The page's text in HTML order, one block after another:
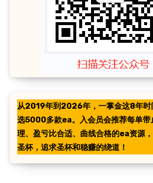
从2019年到2026年，一掌金这8年时
选5000多款ea。入会员会推荐每单带
理、盈亏比合适、曲线合格的ea资源
圣杯，追求圣杯和稳赚的绕道！